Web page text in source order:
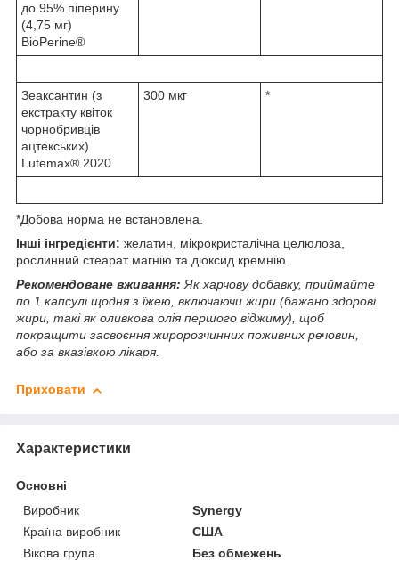
до 95% піперину
(4,75 мг)
BioPerine®
Зеаксантин (з
екстракту квіток
чорнобривців
ацтекських)
Lutemax® 2020
300 мкг *
*Добова норма не встановлена.
Інші інгредієнти: желатин, мікрокристалічна целюлоза,
рослинний стеарат магнію та діоксид кремнію.
Рекомендоване вживання:Як харчову добавку, приймайте
по 1 капсулі щодня з їжею, включаючи жири (бажано здорові
жири, такі як оливкова олія першого віджиму), щоб
покращити засвоєння жиророзчинних поживних речовин,
або за вказівкою лікаря.
Приховати
Характеристики
Основні
Виробник
Synergy
Країна виробник
США
Вікова група
Без обмежень